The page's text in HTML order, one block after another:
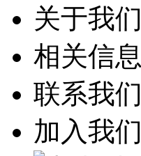
关于我们
相关信息
联系我们
加入我们